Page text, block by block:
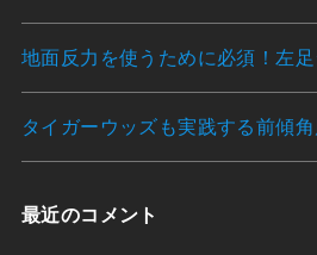
地面反力を使うために必須！左
タイガーウッズも実践する前傾
最近のコメント